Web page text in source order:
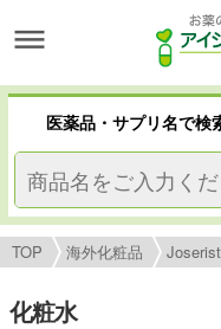
医薬品・サプリ名で検
TOP 海外化粧品
化粧水